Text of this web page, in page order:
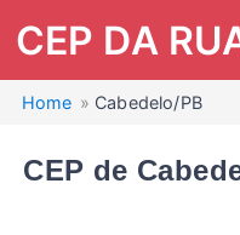
CEP DA
Home Cabedelo/PB
CEP de